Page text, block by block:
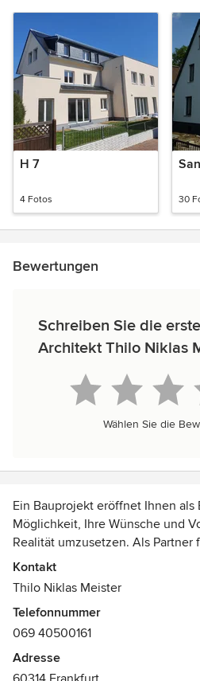
H 7
4 Fotos 30
Bewertungen
Schreiben Sie die
Architekt Thilo Niklas
Wählen Sie die
Ein Bauprojekt eröffnet Ihnen
Möglichkeit, Ihre Wünsche und
Realität umzusetzen. Als Partner
übernehme ich die Aufgabe, Sie
auch Alternativen aufzuzeigen,
ich Planung und Realisierung
planungsrechtlichen,
Gesichtspunkten – als Ganzes
In enger Zusammenarbeit und im
Kontakt
Thilo Niklas Meister
Telefonnummer
069 40500161
Adresse